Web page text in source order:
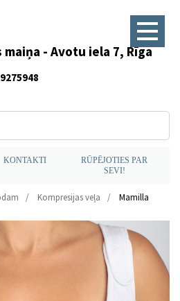
- Avotu iela 7, Rīga
KONTAKTI
RŪPĒJOTIES PAR
SEVI!
Kompresijas veļa
Mamilla